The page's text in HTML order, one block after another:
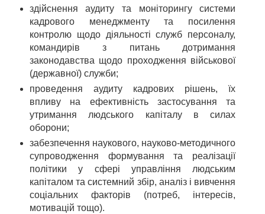
здійснення аудиту та моніторингу системи
кадрового менеджменту та посилення
контролю щодо діяльності служб персоналу,
командирів з питань дотримання
законодавства щодо проходження військової
(державної) служби;
проведення аудиту кадрових рішень, їх
впливу на ефективність застосування та
утримання людського капіталу в силах
оборони;
забезпечення наукового, науково-методичного
супроводження формування та реалізації
політики у сфері управління людським
капіталом та системний збір, аналіз і вивчення
соціальних факторів (потреб, інтересів,
мотивацій тощо).